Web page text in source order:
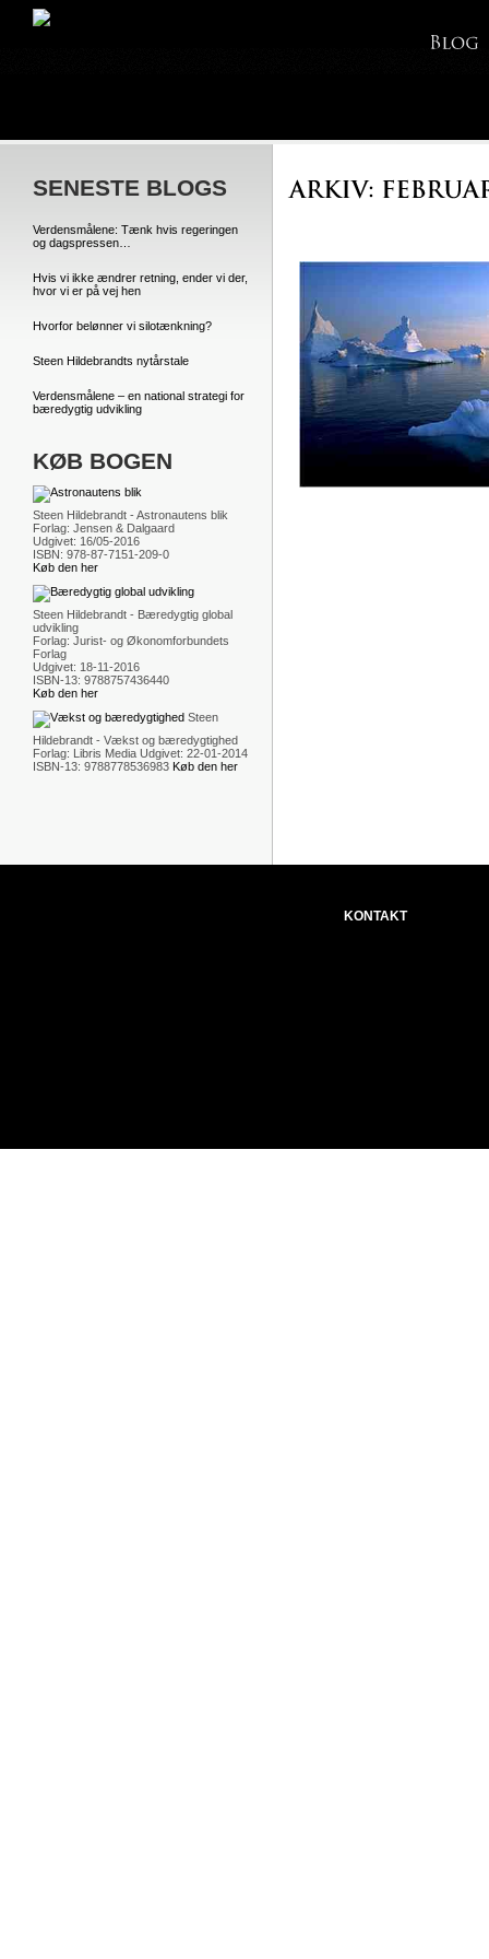
SENESTE BLOGS
Verdensmålene: Tænk hvis regeringen
og dagspressen…
Hvis vi ikke ændrer retning, ender vi der,
hvor vi er på vej hen
Hvorfor belønner vi silotænkning?
Steen Hildebrandts nytårstale
Verdensmålene – en national strategi for
bæredygtig udvikling
KØB BOGEN
Steen Hildebrandt - Astronautens blik
Forlag: Jensen & Dalgaard
Udgivet: 16/05-2016
ISBN: 978-87-7151-209-0
Køb den her
Steen Hildebrandt - Bæredygtig global
udvikling
Forlag: Jurist- og Økonomforbundets
Forlag
Udgivet: 18-11-2016
ISBN-13: 9788757436440
Køb den her
Steen
Hildebrandt - Vækst og bæredygtighed
Forlag: Libris Media Udgivet: 22-01-2014
ISBN-13: 9788778536983 Køb den her
KONTAKT